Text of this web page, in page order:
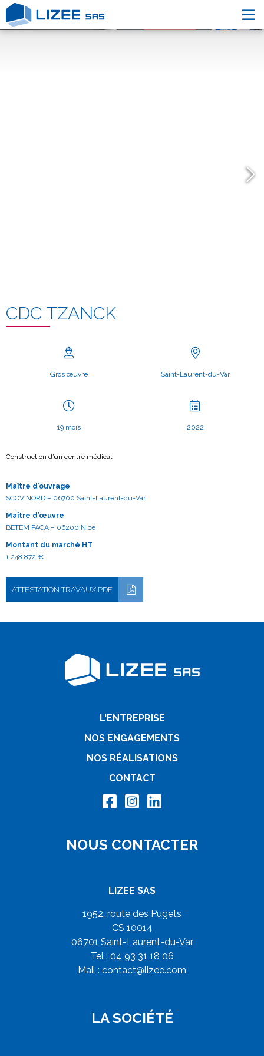
CDC TZANCK
Gros œuvre
19 mois 2022
Saint-Laurent-du-Var
Construction d’un centre médical.
Maître d’ouvrage
SCCV NORD – 06700 Saint-Laurent-du-Var
Maître d’œuvre
BETEM PACA – 06200 Nice
Montant du marché HT
1 248 872 €
ATTESTATION TRAVAUX PDF
L'ENTREPRISE
NOS ENGAGEMENTS
NOS RÉALISATIONS
CONTACT
NOUS CONTACTER
LIZEE SAS
1952, route des Pugets
CS 10014
06701 Saint-Laurent-du-Var
Tel : 04 93 31 18 06
Mail : contact@lizee.com
LA SOCIÉTÉ